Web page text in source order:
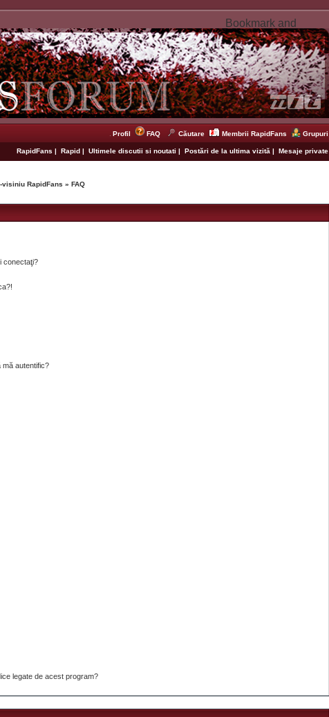
Profil FAQ Căutare Membrii RapidFans Grupuri
RapidFans | Rapid | Ultimele discutii si noutati | Postări de la ultima vizită | Mesaje private
RapidFans » FAQ
conectaţi?
mă autentific?
legate de acest program?